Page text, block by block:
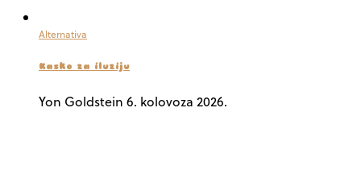
Alternativa
Kasko za iluziju
Yon Goldstein 6. kolovoza 2026.